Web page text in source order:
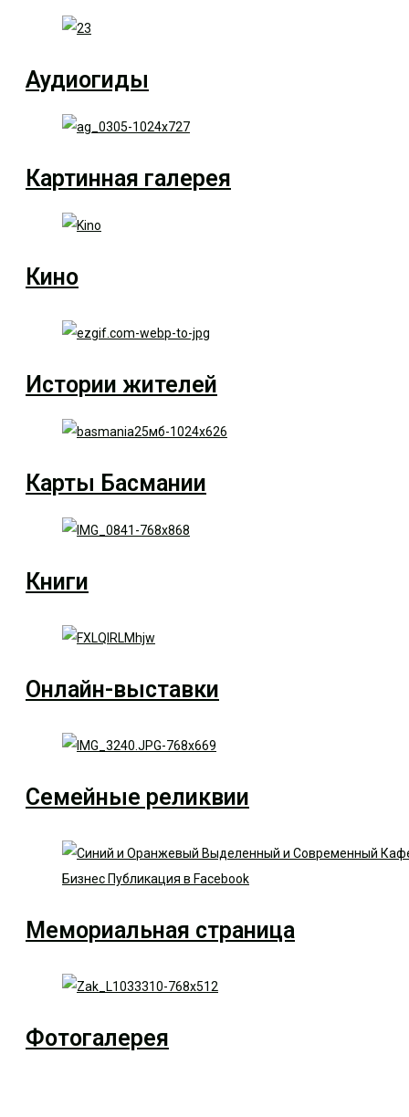
Аудиогиды
Картинная галерея
Кино
Истории жителей
Карты Басмании
Книги
Онлайн-выставки
Семейные реликвии
Мемориальная страница
Фотогалерея